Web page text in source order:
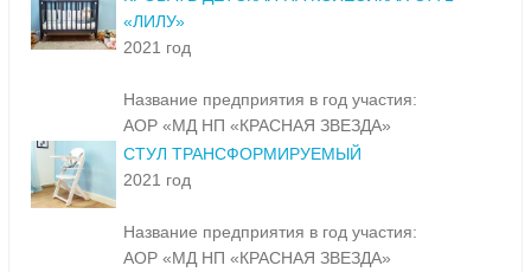
«ЛИЛУ»
2021 год
Название предприятия в год участия:
АОР «МД НП «КРАСНАЯ ЗВЕЗДА»
СТУЛ ТРАНСФОРМИРУЕМЫЙ
2021 год
Название предприятия в год участия:
АОР «МД НП «КРАСНАЯ ЗВЕЗДА»